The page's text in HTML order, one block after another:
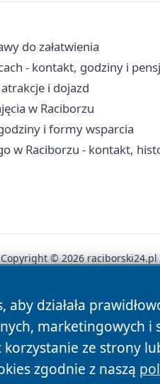
do załatwienia
- kontakt, godziny i
i dojazd
w Raciborzu
i formy wsparcia
w Raciborzu - kontakt,
działała
marketingowych
ze strony
zgodnie z naszą
Copyright © 2026 raciborski24.pl
Autorzy Polityka